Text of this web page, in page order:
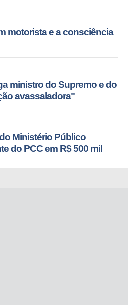
motorista e a consciência
ministro do Supremo e do
avassaladora"
Ministério Público
do PCC em R$ 500 mil